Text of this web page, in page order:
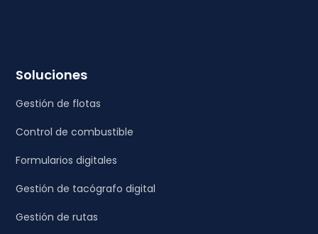
Soluciones
Gestión de flotas
Control de combustible
Formularios digitales
Gestión de tacógrafo digital
Gestión de rutas